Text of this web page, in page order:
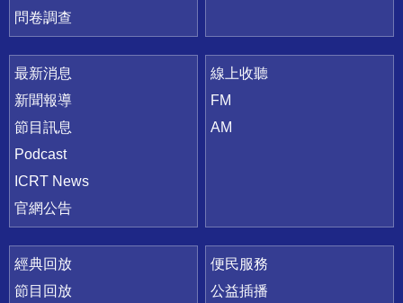
問卷調查
最新消息
新聞報導
節目訊息
Podcast
ICRT News
官網公告
線上收聽
FM
AM
經典回放
節目回放
便民服務
公益插播